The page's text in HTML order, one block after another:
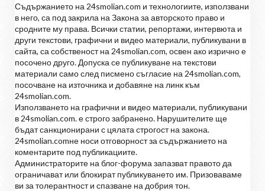
Съдържанието на 24smolian.com и технологиите, използвани
в него, са под закрила на Закона за авторското право и
сродните му права. Всички статии, репортажи, интервюта и
други текстови, графични и видео материали, публикувани в
сайта, са собственост на 24smolian.com, освен ако изрично е
посочено друго. Допуска се публикуване на текстови
материали само след писмено съгласие на 24smolian.com,
посочване на източника и добавяне на линк към
24smolian.com.
Използването на графични и видео материали, публикувани
в 24smolian.com. е строго забранено. Нарушителите ще
бъдат санкционирани с цялата строгост на закона.
24smolian.comне носи отговорност за съдържанието на
коментарите под публикациите.
Администраторите на блог-форума запазват правото да
ограничават или блокират публикуването им. Призоваваме
ви за толерантност и спазване на добрия тон.